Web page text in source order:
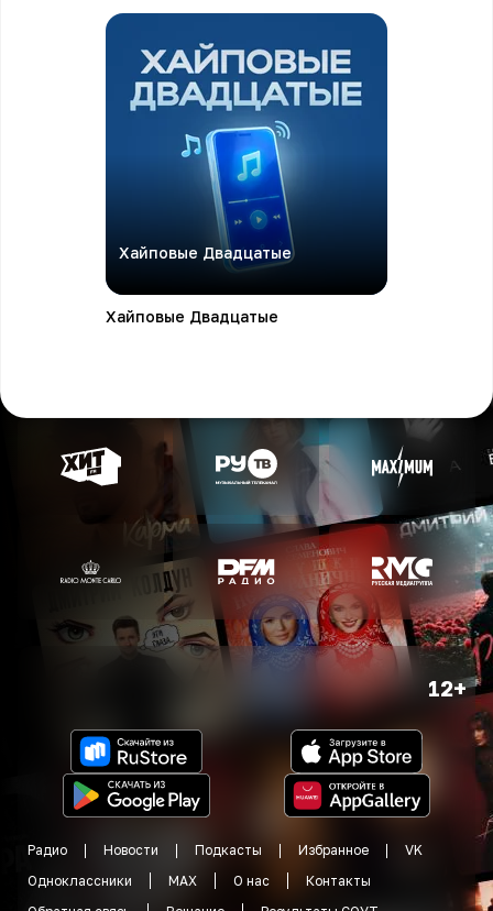
Хайповые Двадцатые
Хайповые Двадцатые
12+
Радио Новости Подкасты Избранное
VK
Одноклассники
MAX О нас
Контакты